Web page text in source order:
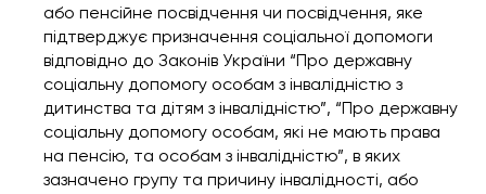
або пенсійне посвідчення чи посвідчення, яке
підтверджує призначення соціальної допомоги
відповідно до Законів України “Про державну
соціальну допомогу особам з інвалідністю з
дитинства та дітям з інвалідністю”, “Про державну
соціальну допомогу особам, які не мають права
на пенсію, та особам з інвалідністю”, в яких
зазначено групу та причину інвалідності, або